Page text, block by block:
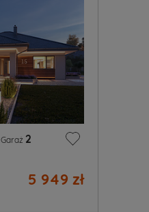
Garaż 2
5 949 zł